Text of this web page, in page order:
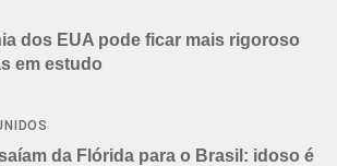
dos EUA pode ficar mais rigoroso
em estudo
da Flórida para o Brasil: idoso é